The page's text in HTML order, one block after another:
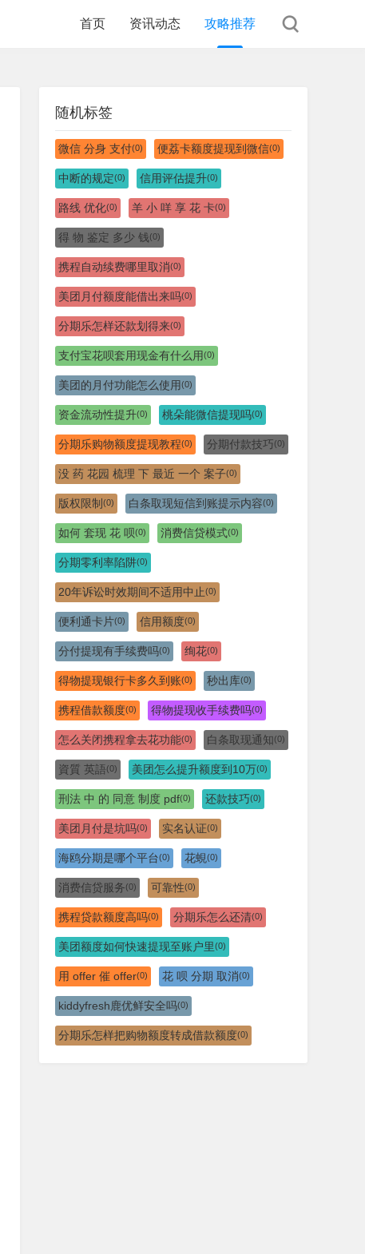
首页 资讯动态 攻略推荐
随机标签
微信 分身 支付(0) 便荔卡额度提现到微信(0)
中断的规定(0) 信用评估提升(0)
路线 优化(0) 羊 小 咩 享 花 卡(0)
得 物 鉴定 多少 钱(0)
携程自动续费哪里取消(0)
美团月付额度能借出来吗(0)
分期乐怎样还款划得来(0)
支付宝花呗套用现金有什么用(0)
美团的月付功能怎么使用(0)
资金流动性提升(0) 桃朵能微信提现吗(0)
分期乐购物额度提现教程(0) 分期付款技巧(0)
没 药 花园 梳理 下 最近 一个 案子(0)
版权限制 (0) 白条取现短信到账提示内容(0)
如何 套现 花 呗(0) 消费信贷模式(0)
分期零利率陷阱(0)
20年诉讼时效期间不适用中止(0)
便利通卡片(0) 信用额度(0)
分付提现有手续费吗(0) 绚花(0)
得物提现银行卡多久到账(0) 秒出库(0)
携程借款额度(0) 得物提现收手续费吗(0)
怎么关闭携程拿去花功能(0) 白条取现通知(0)
資質 英語(0) 美团怎么提升额度到10万(0)
刑法 中 的 同意 制度 pdf(0) 还款技巧(0)
美团月付是坑吗(0) 实名认证(0)
海鸥分期是哪个平台(0) 花蜆(0)
消费信贷服务(0) 可靠性(0)
携程贷款额度高吗(0) 分期乐怎么还清(0)
美团额度如何快速提现至账户里(0)
用 offer 催 offer(0) 花 呗 分期 取消(0)
kiddyfresh鹿优鲜安全吗(0)
分期乐怎样把购物额度转成借款额度(0)